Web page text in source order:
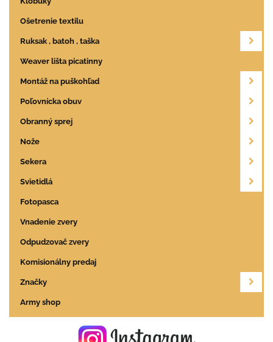
Ošetrenie textilu
Ruksak , batoh , taška
Weaver lišta picatinny
Montáž na puškohľad
Poľovnícka obuv
Obranný sprej
Nože
Sekera
Svietidlá
Fotopasca
Vnadenie zvery
Odpudzovač zvery
Komisionálny predaj
Značky
Army shop